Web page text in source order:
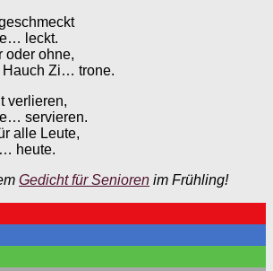
leckt.
oder ohne,
Hauch Zi… trone.
verlieren,
servieren.
alle Leute,
heute.
Gedicht für Senioren im Frühling!